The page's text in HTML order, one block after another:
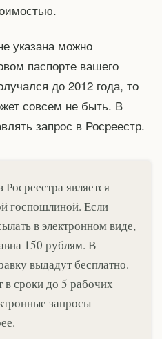
указана можно
паспорте вашего
до 2012 года, то
совсем не быть. В
запрос в Росреестр.
является
госпошлиной. Если
в электронном виде,
150 рублям. В
выдадут бесплатно.
в сроки до 5 рабочих
запросы